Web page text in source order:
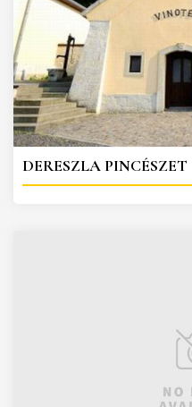
DERESZLA PINCÉSZET